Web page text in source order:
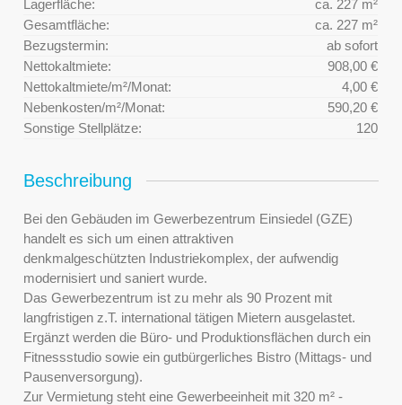
Lagerfläche:
ca. 227 m²
Gesamtfläche:
ca. 227 m²
Bezugstermin:
ab sofort
Nettokaltmiete:
908,00 €
Nettokaltmiete/m²/Monat:
4,00 €
Nebenkosten/m²/Monat:
590,20 €
Sonstige Stellplätze:
120
Beschreibung
Bei den Gebäuden im Gewerbezentrum Einsiedel (GZE)
handelt es sich um einen attraktiven
denkmalgeschützten Industriekomplex, der aufwendig
modernisiert und saniert wurde.
Das Gewerbezentrum ist zu mehr als 90 Prozent mit
langfristigen z.T. international tätigen Mietern ausgelastet.
Ergänzt werden die Büro- und Produktionsflächen durch ein
Fitnessstudio sowie ein gutbürgerliches Bistro (Mittags- und
Pausenversorgung).
Zur Vermietung steht eine Gewerbeeinheit mit 320 m² -